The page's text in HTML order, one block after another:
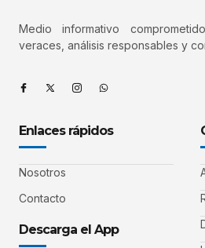
Medio informativo
veraces, análisis responsables y
Enlaces rápidos
Nosotros
Contacto
Descarga el App